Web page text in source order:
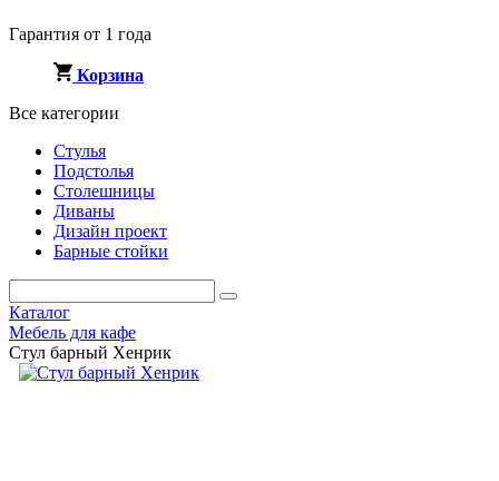
Гарантия от 1 года
Корзина
Все категории
Стулья
Подстолья
Столешницы
Диваны
Дизайн проект
Барные стойки
Каталог
Мебель для кафе
Стул барный Хенрик